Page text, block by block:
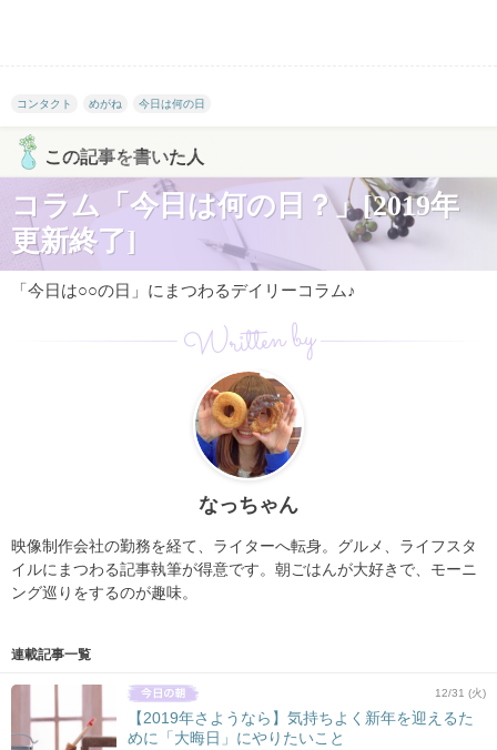
コンタクト めがね 今日は何の日
この記事を書いた人
コラム「今日は何の日？」[2019年
更新終了]
「今日は○○の日」にまつわるデイリーコラム♪
Written by
なっちゃん
映像制作会社の勤務を経て、ライターへ転身。グルメ、ライフスタ
イルにまつわる記事執筆が得意です。朝ごはんが大好きで、モーニ
ング巡りをするのが趣味。
連載記事一覧
12/31 (火)
【2019年さようなら】気持ちよく新年を迎えるた
めに「大晦日」にやりたいこと